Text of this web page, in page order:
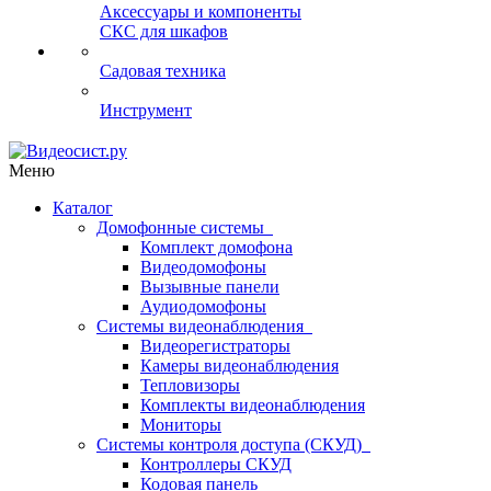
Аксессуары и компоненты
СКС для шкафов
Садовая техника
Инструмент
Меню
Каталог
Домофонные системы
Комплект домофона
Видеодомофоны
Вызывные панели
Аудиодомофоны
Системы видеонаблюдения
Видеорегистраторы
Камеры видеонаблюдения
Тепловизоры
Комплекты видеонаблюдения
Мониторы
Системы контроля доступа (СКУД)
Контроллеры СКУД
Кодовая панель